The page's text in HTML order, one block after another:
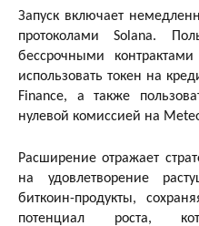
Запуск включает
протоколами Solana.
бессрочными
использовать токен на
Finance, а также
нулевой комиссией на
Расширение отражает
на удовлетворение
биткоин-продукты,
потенциал роста,